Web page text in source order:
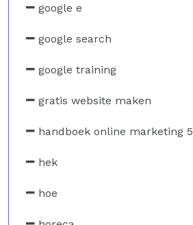
google e
google search
google training
gratis website maken
handboek online marketing 5
hek
hoe